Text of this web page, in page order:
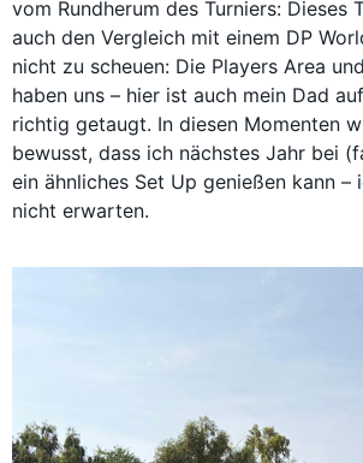
vom Rundherum des Turniers: Dieses
auch den Vergleich mit einem DP
nicht zu scheuen: Die Players Area
haben uns – hier ist auch mein Dad
richtig getaugt. In diesen Momenten
bewusst, dass ich nächstes Jahr bei
ein ähnliches Set Up genießen kann –
nicht erwarten.